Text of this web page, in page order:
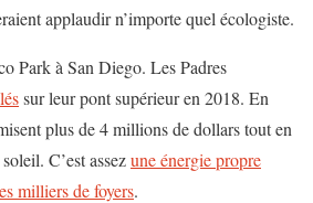
applaudir n’importe quel écologiste.
Park à San Diego. Les Padres
sur leur pont supérieur en 2018. En
plus de 4 millions de dollars tout en
C’est assezune énergie propre
milliers de foyers.